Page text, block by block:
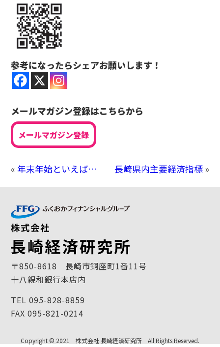
参考になったらシェアお願いします！
メールマガジン登録はこちらから
メールマガジン登録
«年末年始といえば… 長崎県内主要経済指標»
〒850-8618 長崎市銅座町1番11号
十八親和銀行本店内
TEL 095-828-8859
FAX 095-821-0214
Copyright © 2021 株式会社 長崎経済研究所 All Rights Reserved.